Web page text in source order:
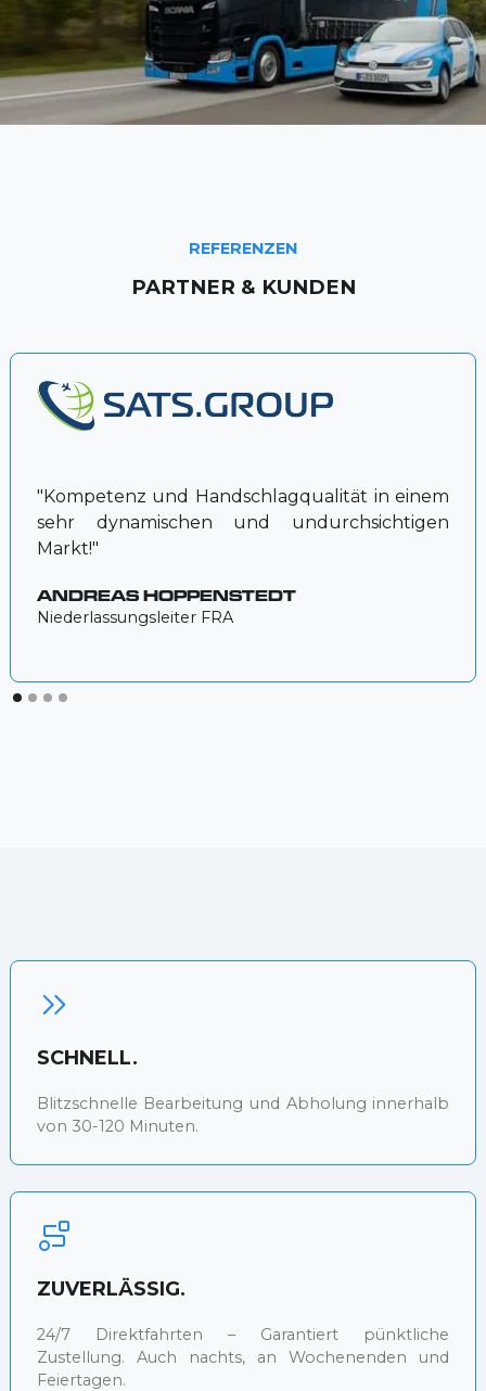
REFERENZEN
PARTNER & KUNDEN
"Kompetenz und Handschlagqualität in einem
sehr dynamischen und undurchsichtigen
Markt!"
ANDREAS HOPPENSTEDT
Niederlassungsleiter FRA
ZUVERLÄSSIG.
24/7 Direktfahrten – Garantiert pünktliche
Zustellung. Auch nachts, an Wochenenden und
Feiertagen.
SCHNELL.
Blitzschnelle Bearbeitung und Abholung innerhalb
von 30-120 Minuten.